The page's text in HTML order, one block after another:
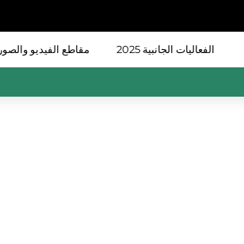
الفعاليات الجانبية 2025 مقاطع الفيديو والصور